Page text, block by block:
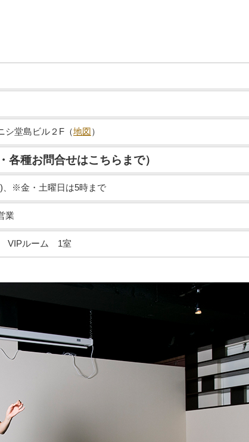
シ堂島ビル２F（地図 ）
種お問合せはこちらまで）
、※金・土曜日は5時まで
業
VIPルーム 1室